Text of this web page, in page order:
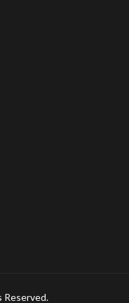
Reserved.